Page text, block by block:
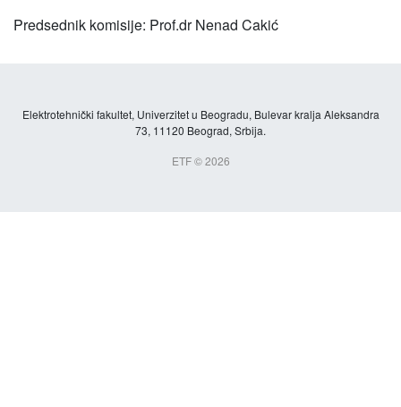
Predsednik komisije: Prof.dr Nenad Cakić
Elektrotehnički fakultet, Univerzitet u Beogradu, Bulevar kralja Aleksandra
73, 11120 Beograd, Srbija.
ETF © 2026